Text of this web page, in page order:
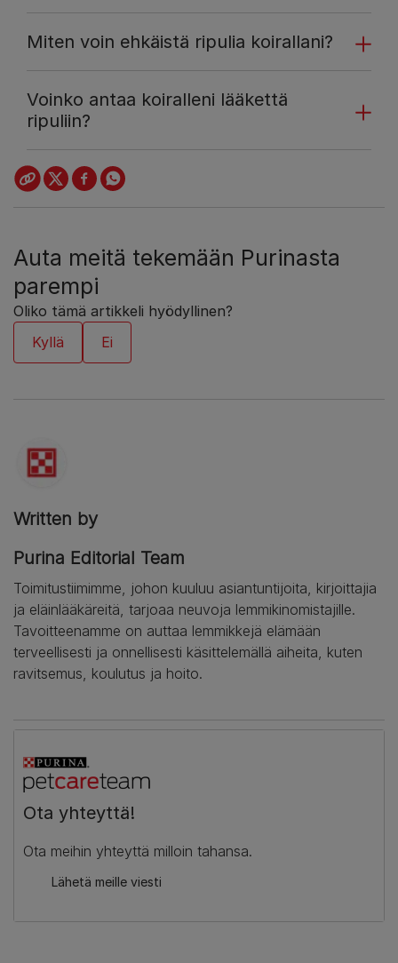
Miten voin ehkäistä ripulia koirallani?
Voinko antaa koiralleni lääkettä
ripuliin?
Auta meitä tekemään Purinasta
parempi
Oliko tämä artikkeli hyödyllinen?
Written by
Purina Editorial Team
Toimitustiimimme, johon kuuluu asiantuntijoita, kirjoittajia
ja eläinlääkäreitä, tarjoaa neuvoja lemmikinomistajille.
Tavoitteenamme on auttaa lemmikkejä elämään
terveellisesti ja onnellisesti käsittelemällä aiheita, kuten
ravitsemus, koulutus ja hoito.
Ota yhteyttä!
Ota meihin yhteyttä milloin tahansa.
Lähetä meille viesti